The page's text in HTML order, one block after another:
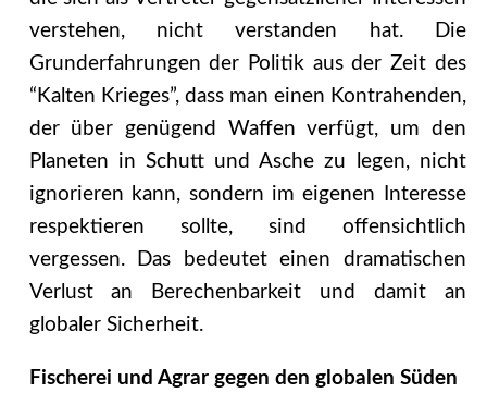
verstehen, nicht verstanden hat. Die
Grunderfahrungen der Politik aus der Zeit des
“Kalten Krieges”, dass man einen Kontrahenden,
der über genügend Waffen verfügt, um den
Planeten in Schutt und Asche zu legen, nicht
ignorieren kann, sondern im eigenen Interesse
respektieren sollte, sind offensichtlich
vergessen. Das bedeutet einen dramatischen
Verlust an Berechenbarkeit und damit an
globaler Sicherheit.
Fischerei und Agrar gegen den globalen Süden